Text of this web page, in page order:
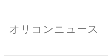
オリコンニュース